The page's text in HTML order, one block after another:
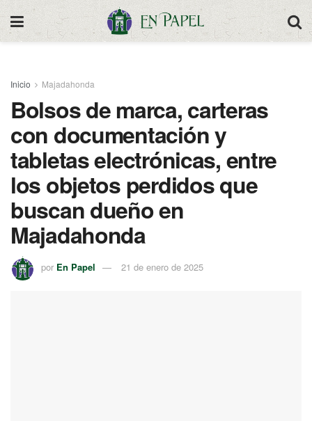
Inicio Majadahonda
Bolsos de marca, carteras
con documentación y
tabletas electrónicas, entre
los objetos perdidos que
buscan dueño en
Majadahonda
por En Papel 21 de enero de 2025